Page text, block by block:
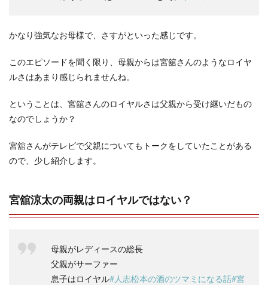
かなり強気なお母様で、さすがといった感じです。
このエピソードを聞く限り、母親からは宮舘さんのようなロイヤ
ルさはあまり感じられませんね。
ということは、宮舘さんのロイヤルさは父親から受け継いだもの
なのでしょうか？
宮舘さんがテレビで父親についてもトークをしていたことがある
ので、少し紹介します。
宮舘涼太の両親はロイヤルではない？
母親がレディースの総長
父親がサーファー
息子はロイヤル#人志松本の酒のツマミになる話#宮